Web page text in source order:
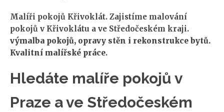
Malíři pokojů Křivoklát. Zajistíme malování
pokojů v Křivoklátu a ve Středočeském kraji.
výmalba pokojů, opravy stěn i rekonstrukce bytů.
Kvalitní malířské práce.
Hledáte malíře pokojů v
Praze a ve Středočeském